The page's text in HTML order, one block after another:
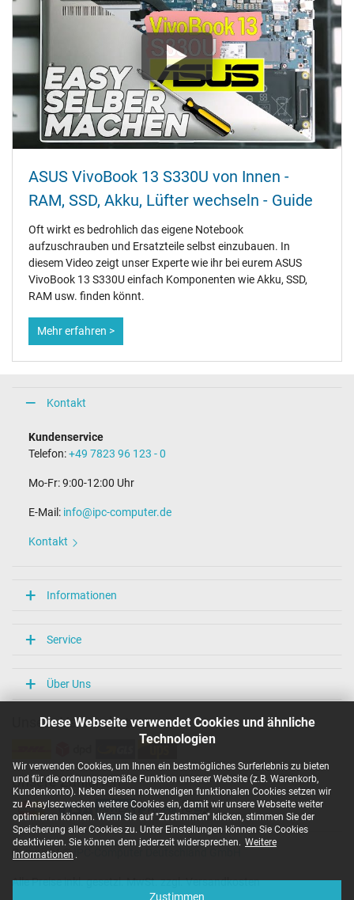
Diese Webseite verwendet Cookies und ähnliche
Technologien
Wir verwenden Cookies, um Ihnen ein bestmögliches Surferlebnis zu bieten
und für die ordnungsgemäße Funktion unserer Website (z.B. Warenkorb,
Kundenkonto). Neben diesen notwendigen funktionalen Cookies setzen wir
zu Anaylsezwecken weitere Cookies ein, damit wir unsere Webseite weiter
optimieren können. Wenn Sie auf "Zustimmen" klicken, stimmen Sie der
Speicherung aller Cookies zu. Unter Einstellungen können Sie Cookies
deaktivieren. Sie können dem jederzeit widersprechen. Weitere
Informationen .
Zustimmen
ASUS VivoBook 13 S330U von Innen -
RAM, SSD, Akku, Lüfter wechseln - Guide
Oft wirkt es bedrohlich das eigene Notebook
aufzuschrauben und Ersatzteile selbst einzubauen. In
diesem Video zeigt unser Experte wie ihr bei eurem ASUS
VivoBook 13 S330U einfach Komponenten wie Akku, SSD,
RAM usw. finden könnt.
Mehr erfahren >
Kontakt
Kundenservice
Telefon:+49 7823 96 123 - 0
Mo-Fr: 9:00-12:00 Uhr
E-Mail: info@ipc-computer.de
Kontakt
Informationen
Service
Über Uns
Unsere Versandarten
Unsere Zahlarten
Copyright ©
Alle Preise inkl. gesetzl. MwSt. zzgl. Versandkosten